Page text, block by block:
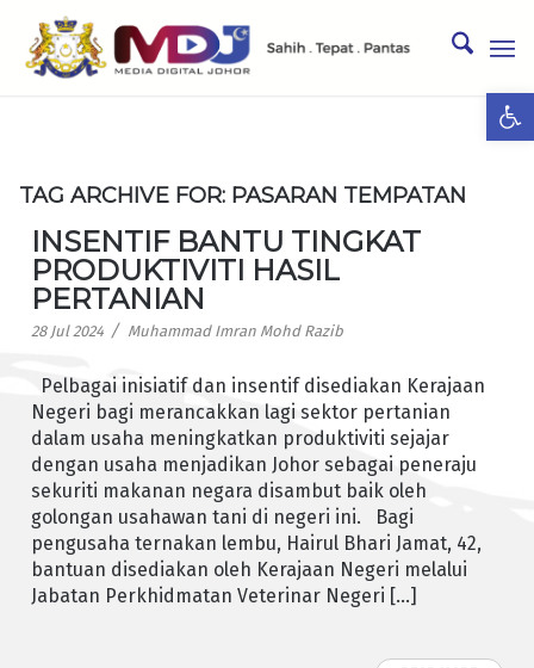
TAG ARCHIVE FOR: PASARAN TEMPATAN
INSENTIF BANTU TINGKAT
PRODUKTIVITI HASIL
PERTANIAN
28 Jul 2024 / Muhammad Imran Mohd Razib
Pelbagai inisiatif dan insentif disediakan Kerajaan
Negeri bagi merancakkan lagi sektor pertanian
dalam usaha meningkatkan produktiviti sejajar
dengan usaha menjadikan Johor sebagai peneraju
sekuriti makanan negara disambut baik oleh
golongan usahawan tani di negeri ini. Bagi
pengusaha ternakan lembu, Hairul Bhari Jamat, 42,
bantuan disediakan oleh Kerajaan Negeri melalui
Jabatan Perkhidmatan Veterinar Negeri […]